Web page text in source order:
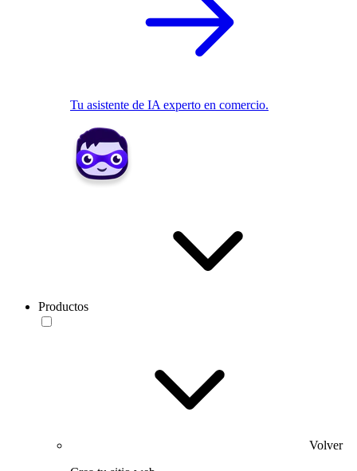
Tu asistente de IA experto en comercio.
Productos
Volver